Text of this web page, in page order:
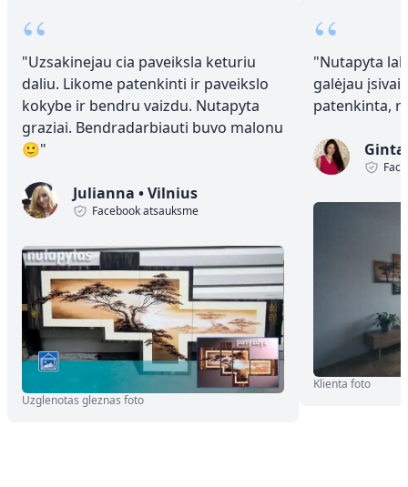
“
"Uzsakinejau cia paveiksla keturiu
daliu. Likome patenkinti ir paveikslo
kokybe ir bendru vaizdu. Nutapyta
graziai. Bendradarbiauti buvo malonu
🙂"
Julianna •Vilnius
Facebook atsauksme
Uzglenotas gleznas foto
“
"Nutapyta
galėjau
patenkinta,
Klienta foto